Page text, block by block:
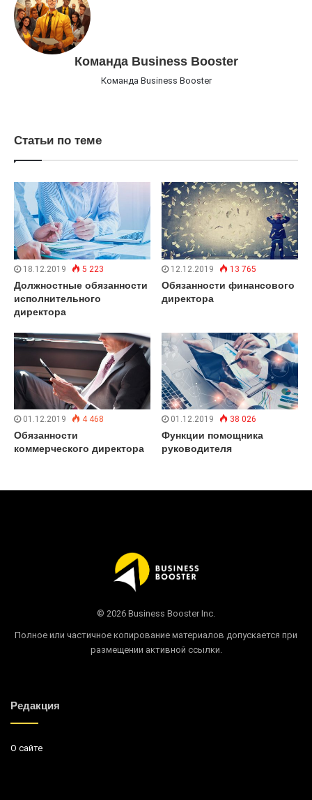
Команда Business Booster
Команда Business Booster
Статьи по теме
18.12.2019 5 223
Должностные обязанности
исполнительного
директора
12.12.2019 13 765
Обязанности финансового
директора
01.12.2019 4 468
Обязанности
коммерческого директора
01.12.2019 38 026
Функции помощника
руководителя
© 2026 Business Booster Inc.
Полное или частичное копирование материалов допускается при
размещении активной ссылки.
Редакция
О сайте